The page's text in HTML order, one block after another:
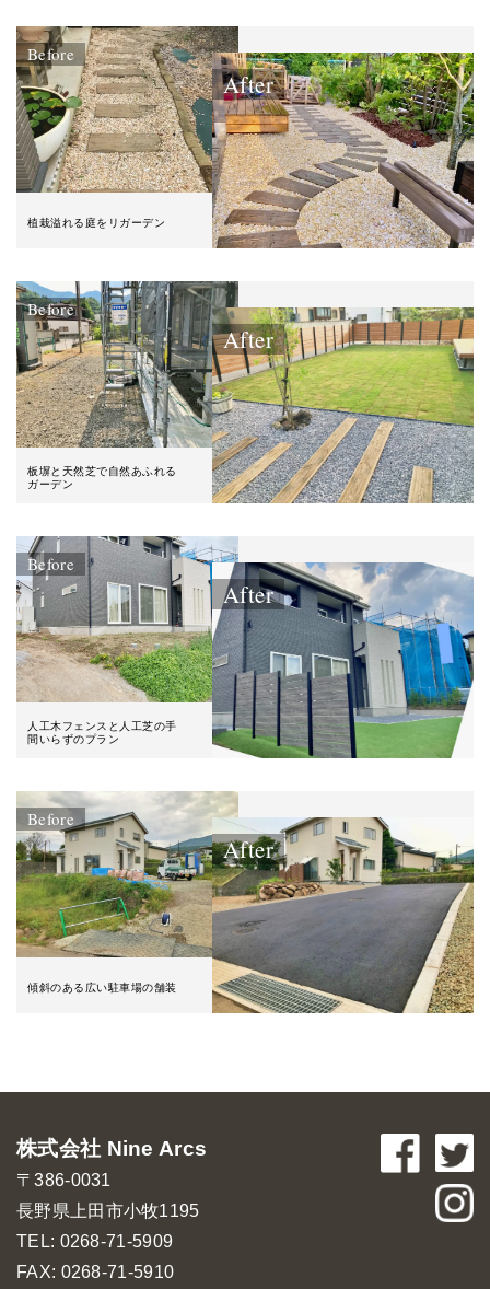
Before
After
植栽溢れる庭をリガーデン
Before
After
板塀と天然芝で自然あふれる
ガーデン
Before
After
人工木フェンスと人工芝の手
間いらずのプラン
Before
After
傾斜のある広い駐車場の舗装
株式会社 Nine Arcs
〒386-0031
長野県上田市小牧1195
TEL: 0268-71-5909
FAX: 0268-71-5910